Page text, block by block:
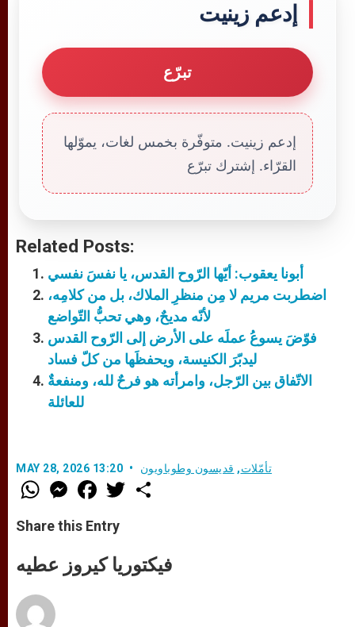
إدعم زينيت
تبرّع
إدعم زينيت. متوفّرة بخمس لغات، يموّلها
القرّاء. إشترك تبرّع
Related Posts:
أبونا يعقوب: أيّها الرّوح القدس، يا نفسَ نفسي
اضطربت مريم لا مِن منظرِ الملاك، بل من كلامِه،
لأنّه مديحٌ، وهي تحبُّ التّواضع
فوّضَ يسوعُ عملَه على الأرض إلى الرّوح القدس
ليدبّرَ الكنيسة، ويحفظَها من كلّ فساد
الاتّفاق بين الرّجل، وامرأته هو فرحٌ لله، ومنفعةٌ
للعائلة
MAY 28, 2026 13:20 تأمّلات, قديسون وطوباويون
W
h
t
s
p
p
M
e
s
e
e
F
a
e
b
o
k
T
w
Share this Entry
فيكتوريا كيروز عطيه